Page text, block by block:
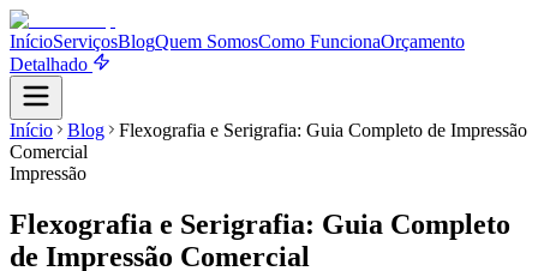
InícioServiçosBlogQuem SomosComo FuncionaOrçamento
Detalhado
Início Blog
Flexografia e Serigrafia: Guia Completo de Impressão
Comercial
Impressão
Flexografia e Serigrafia: Guia Completo
de Impressão Comercial